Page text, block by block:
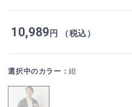
10,989円 （税込）
選択中のカラー：紺